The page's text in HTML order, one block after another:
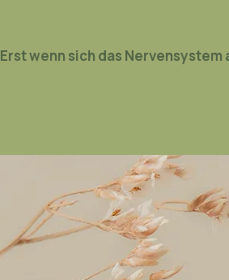
Erst wenn sich das